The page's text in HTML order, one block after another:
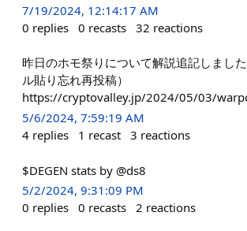
7/19/2024, 12:14:17 AM
0 replies 0 recasts 32 reactions
昨日のホモ祭りについて解説追記しまし
ル貼り忘れ再投稿）
https://cryptovalley.jp/2024/05/03/
5/6/2024, 7:59:19 AM
4 replies 1 recast 3 reactions
$DEGEN stats by @ds8
5/2/2024, 9:31:09 PM
0 replies 0 recasts 2 reactions